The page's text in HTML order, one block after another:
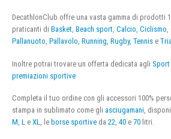
DecathlonClub offre una vasta gamma di prodotti
praticanti di Basket, Beach sport, Calcio, Ciclismo,
Pallanuoto, Pallavolo, Running, Rugby, Tennis e
Inoltre potrai trovare un offerta dedicata agli Sport
premiazioni sportive
Completa il tuo ordine con gli accessori 100%
stampa in sublimato come gli asciugamani ,
M L e XL , le borse sportive da 22 40 e 70 litri.